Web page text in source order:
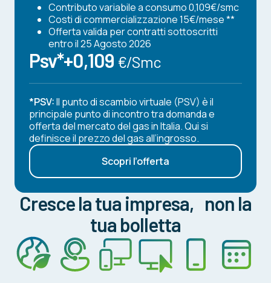
Contributo variabile a consumo 0,109€/smc
Costi di commercializzazione 15€/mese **
Offerta valida per contratti sottoscritti
entro il 25 Agosto 2026
Psv*+0,109 €/Smc
*PSV:Il punto di scambio virtuale (PSV) è il
principale punto di incontro tra domanda e
offerta del mercato del gas in Italia. Qui si
definisce il prezzo del gas all’ingrosso.
Scopri l’offerta
Cresce la tua impresa, non la
tua bolletta